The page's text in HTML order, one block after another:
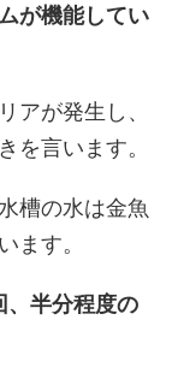
が機能してい
アが発生し、
を言います。
槽の水は金魚
ます。
、半分程度の